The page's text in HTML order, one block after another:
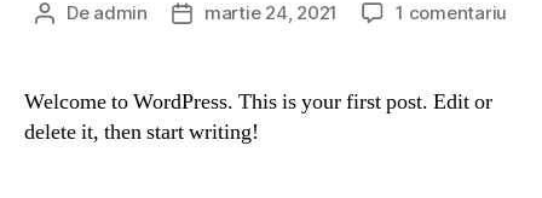
De admin martie 24, 2021 1 comentariu
Welcome to WordPress. This is your first post. Edit or
delete it, then start writing!